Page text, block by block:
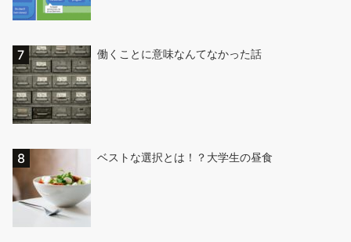
働くことに意味なんてなかった話
ベストな選択とは！？大学生の昼食